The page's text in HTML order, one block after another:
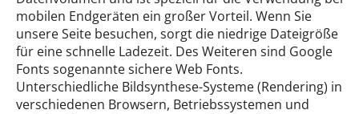
mobilen Endgeräten ein großer Vorteil. Wenn Sie
unsere Seite besuchen, sorgt die niedrige Dateigröße
für eine schnelle Ladezeit. Des Weiteren sind Google
Fonts sogenannte sichere Web Fonts.
Unterschiedliche Bildsynthese-Systeme (Rendering) in
verschiedenen Browsern, Betriebssystemen und